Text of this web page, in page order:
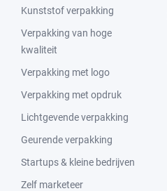
Kunststof verpakking
Verpakking van hoge
kwaliteit
Verpakking met logo
Verpakking met opdruk
Lichtgevende verpakking
Geurende verpakking
Startups & kleine bedrijven
Zelf marketeer